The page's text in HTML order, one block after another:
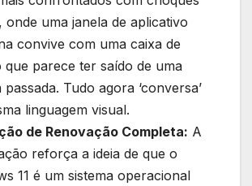
onde uma janela de aplicativo
convive com uma caixa de
que parece ter saído de uma
passada. Tudo agora ‘conversa’
linguagem visual.
de Renovação Completa: A
reforça a ideia de que o
11 é um sistema operacional